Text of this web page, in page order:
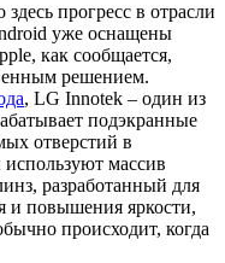
прогресс в отрасли
уже оснащены
как сообщается,
решением.
, LG Innotek – один из
подэкранные
отверстий в
массив
разработанный для
и повышения яркости,
происходит, когда